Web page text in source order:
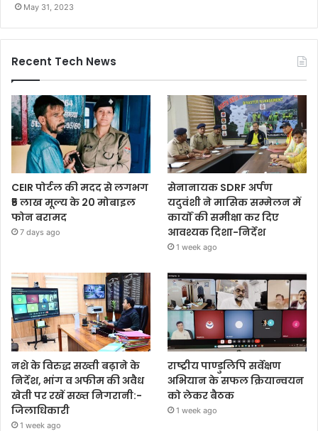
May 31, 2023
Recent Tech News
CEIR पोर्टल की मदद से लगभग
₹5 लाख मूल्य के 20 मोबाइल
फोन बरामद
7 days ago
सेनानायक SDRF अर्पण
यदुवंशी ने मासिक सम्मेलन में
कार्यों की समीक्षा कर दिए
आवश्यक दिशा-निर्देश
1 week ago
नशे के विरुद्ध सख्ती बढ़ाने के
निर्देश, भांग व अफीम की अवैध
खेती पर रखें सख्त निगरानी:-
जिलाधिकारी
1 week ago
राष्ट्रीय पाण्डुलिपि सर्वेक्षण
अभियान के सफल क्रियान्वयन
को लेकर बैठक
1 week ago